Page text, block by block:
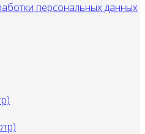
персональных данных